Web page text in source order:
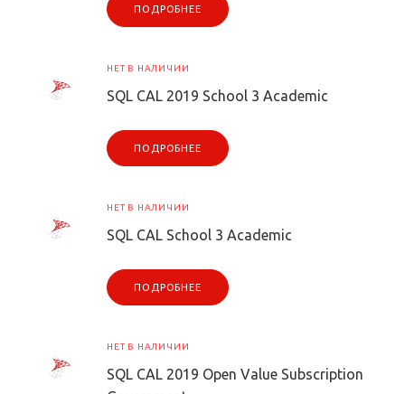
ПОДРОБНЕЕ
НЕТ В НАЛИЧИИ
SQL CAL 2019 School 3 Academic
ПОДРОБНЕЕ
НЕТ В НАЛИЧИИ
SQL CAL School 3 Academic
ПОДРОБНЕЕ
НЕТ В НАЛИЧИИ
SQL CAL 2019 Open Value Subscription